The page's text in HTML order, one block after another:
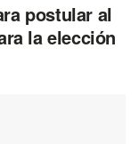
postular al
la elección